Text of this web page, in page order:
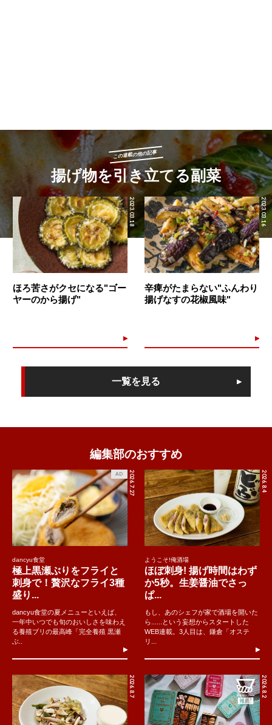
この連載の他の記事
揚げ物を引き立てる副菜
2023.03.18
ほろ苦さがクセになる"ゴー
ヤーのから揚げ"
2023.03.16
辛痺がたまらない"ふんわり
揚げなすの花椒風味"
一覧を見る
編集部のおすすめ
2026.7.27
AD
dancyu食堂
極上黒瀬ぶりをフライと
刺身で！贅沢なフライ3種
盛り...
dancyu食堂の夏メニューといえば、
一年中いつでも旬のおいしさを味わえ
る養殖ブリの最高峰「完全養殖 黒瀬
ぶ..
2026.8.4
ようこそ!俺酒場
ほぼ刺身! 揚げ時間はわず
か5秒。生姜醤油でさっ
ぱ...
もし、あのシェフが家で酒場を開いた
ら......という妄想からスタートした
WEB連載。3人目は、鎌倉「オステ
リ...
2026.8.7 2026.8.2